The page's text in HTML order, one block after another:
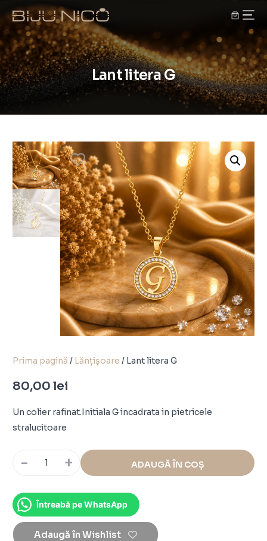
Lant litera G
Prima pagină / Lănțișoare / Lant litera G
80,00lei
Un colier rafinat.Initiala G incadrata in pietricele
stralucitoare
+
- ADAUGĂ ÎN COȘ
Întreabă pe WhatsApp
Adaugă în Wishlist